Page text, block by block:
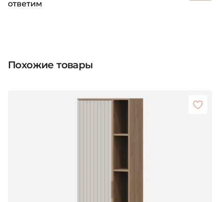
ответим
Похожие товары